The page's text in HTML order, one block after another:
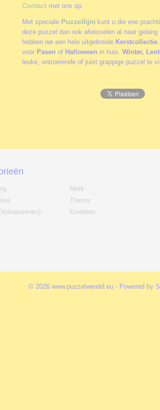
Contact met ons op.
Met speciale Puzzellijm kunt u die ene
deze puzzel dan ook afwisselen al naar
hebben we een hele uitgebreide Kerstcollectie
voor Pasen of Halloween in huis. Winter,
leuke, ontroerende of juist grappige puzzel te
Merk
Thema
Kinderen
© 2026 www.puzzelwereld.eu - Powered by